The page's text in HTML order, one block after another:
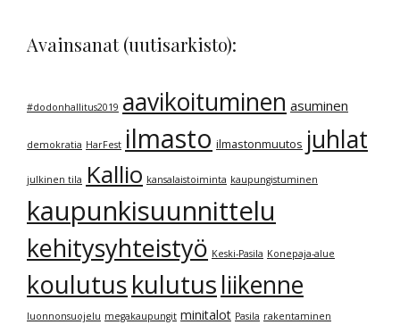
Avainsanat (uutisarkisto):
#dodonhallitus2019 aavikoituminen asuminen
demokratia HarFest ilmasto ilmastonmuutos juhlat
julkinen tila Kallio kansalaistoiminta kaupungistuminen
kaupunkisuunnittelu
kehitysyhteistyö Keski-Pasila Konepaja-alue
koulutuskulutusliikenne
luonnonsuojelu megakaupungit minitalot Pasila rakentaminen